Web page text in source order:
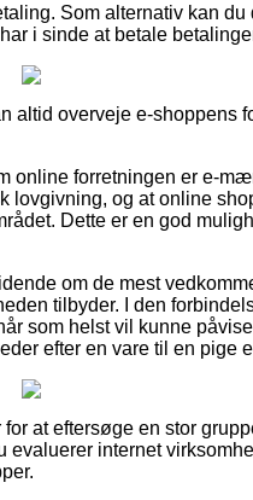
Som alternativ kan du
i sinde at betale
altid overveje e-shoppens
online forretningen er e-
lovgivning, og at online
Dette er en god
om de mest
tilbyder. I den
som helst vil kunne
efter en vare til en pige
at eftersøge en stor
evaluerer internet